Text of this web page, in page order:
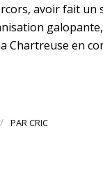
avoir fait un
Chartreuse en
/ PAR CRIC